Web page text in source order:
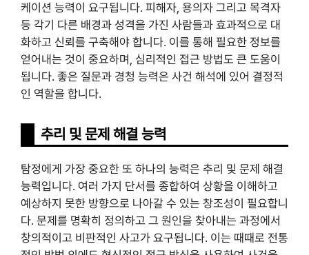
케이션 능력이 요구됩니다. 피해자, 용의자 그리고 목격자
등 각기 다른 배경과 성격을 가진 사람들과 효과적으로 대
화하고 신뢰를 구축해야 합니다. 이를 통해 필요한 정보를
얻어내는 것이 중요하며, 심리적인 접근 방법도 큰 도움이
됩니다. 좋은 질문과 경청 능력은 사건 해석에 있어 결정적
인 역할을 합니다.
추리 및 문제 해결 능력
탐정에게 가장 중요한 또 하나의 능력은 추리 및 문제 해결
능력입니다. 여러 가지 단서를 종합하여 상황을 이해하고
예상하지 못한 방향으로 나아갈 수 있는 창조성이 필요합니
다. 문제를 명확히 정의하고 그 원인을 찾아내는 과정에서
창의적이고 비판적인 사고가 요구됩니다. 이는 때때로 전통